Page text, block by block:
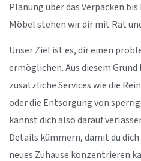
Planung über das Verpacken
Möbel stehen wir dir mit Rat
Unser Ziel ist es, dir einen
ermöglichen. Aus diesem
zusätzliche Services wie die
oder die Entsorgung von
kannst dich also darauf
Details kümmern, damit du dich
neues Zuhause konzentrieren